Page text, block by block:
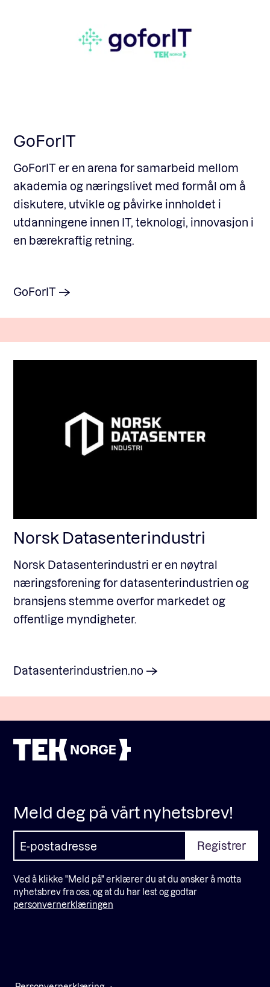
GoForIT
GoForIT er en arena for samarbeid mellom
akademia og næringslivet med formål om å
diskutere, utvikle og påvirke innholdet i
utdanningene innen IT, teknologi, innovasjon i
en bærekraftig retning.
GoForIT
Norsk Datasenterindustri
Norsk Datasenterindustri er en nøytral
næringsforening for datasenterindustrien og
bransjens stemme overfor markedet og
offentlige myndigheter.
Datasenterindustrien.no
Meld deg på vårt nyhetsbrev!
Ved å klikke "Meld på" erklærer du at du ønsker å motta
nyhetsbrev fra oss, og at du har lest og godtar
personvernerklæringen